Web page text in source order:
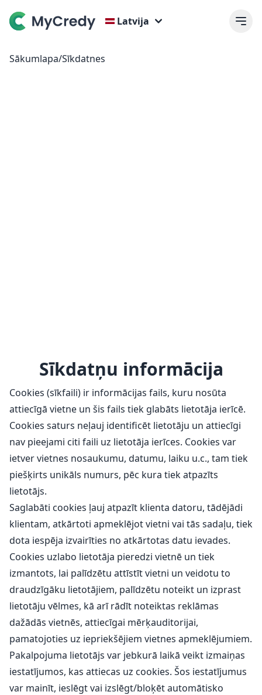
Latvija
Sākumlapa/Sīkdatnes
Sīkdatņu informācija
Cookies (sīkfaili) ir informācijas fails, kuru nosūta
attiecīgā vietne un šis fails tiek glabāts lietotāja ierīcē.
Cookies saturs neļauj identificēt lietotāju un attiecīgi
nav pieejami citi faili uz lietotāja ierīces. Cookies var
ietver vietnes nosaukumu, datumu, laiku u.c., tam tiek
piešķirts unikāls numurs, pēc kura tiek atpazīts
lietotājs.
Saglabāti cookies ļauj atpazīt klienta datoru, tādējādi
klientam, atkārtoti apmeklējot vietni vai tās sadaļu, tiek
dota iespēja izvairīties no atkārtotas datu ievades.
Cookies uzlabo lietotāja pieredzi vietnē un tiek
izmantots, lai palīdzētu attīstīt vietni un veidotu to
draudzīgāku lietotājiem, palīdzētu noteikt un izprast
lietotāju vēlmes, kā arī rādīt noteiktas reklāmas
dažādās vietnēs, attiecīgai mērķauditorijai,
pamatojoties uz iepriekšējiem vietnes apmeklējumiem.
Pakalpojuma lietotājs var jebkurā laikā veikt izmaiņas
iestatījumos, kas attiecas uz cookies. Šos iestatījumus
var mainīt, ieslēgt vai izslēgt/bloķēt automātisko